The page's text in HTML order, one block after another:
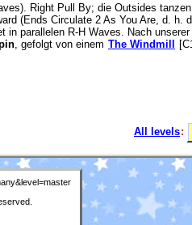
Right Pull By; die Outsides
(Ends Circulate 2 As You Are, d. h.
parallelen R-H Waves. Nach
, gefolgt von einem The Windmill
All levels: